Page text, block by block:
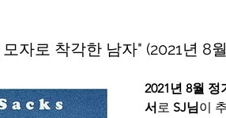
자로 착각한 남자" (2021년 8
2021년 8월 정
서 로 SJ님이